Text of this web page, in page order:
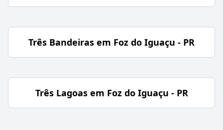
Três Bandeiras em Foz do Iguaçu - PR
Três Lagoas em Foz do Iguaçu - PR